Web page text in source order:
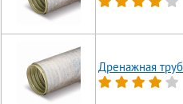
Дренажная